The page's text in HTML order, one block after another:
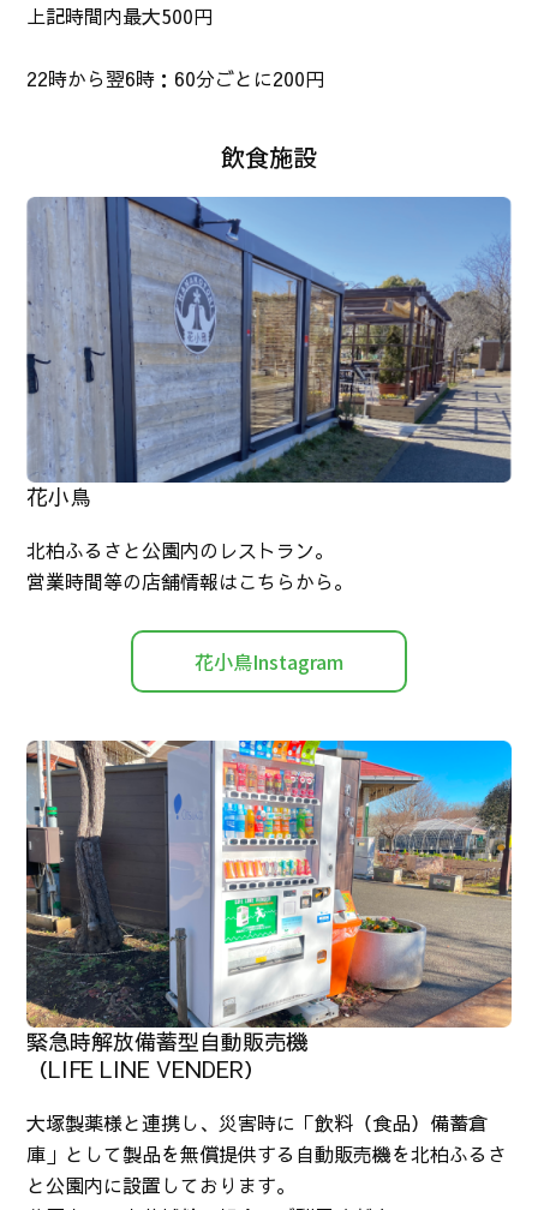
上記時間内最大500円
22時から翌6時：60分ごとに200円
飲食施設
花小鳥
北柏ふるさと公園内のレストラン。
営業時間等の店舗情報はこちらから。
花小鳥Instagram
緊急時解放備蓄型自動販売機
（LIFE LINE VENDER）
大塚製薬様と連携し、災害時に「飲料（食品）備蓄倉
庫」として製品を無償提供する自動販売機を北柏ふるさ
と公園内に設置しております。